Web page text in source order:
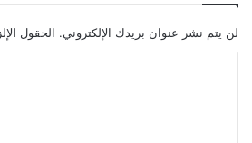
لن يتم نشر عنوان بريدك الإلكتروني. الحقول